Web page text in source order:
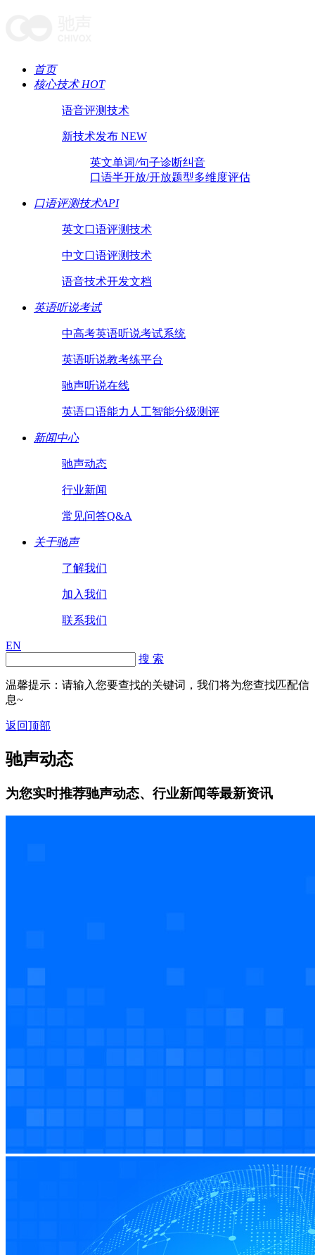
首页
核心技术 HOT
语音评测技术
新技术发布 NEW
英文单词/句子诊断纠音
口语半开放/开放题型多维度评估
口语评测技术API
英文口语评测技术
中文口语评测技术
语音技术开发文档
英语听说考试
中高考英语听说考试系统
英语听说教考练平台
驰声听说在线
英语口语能力人工智能分级测评
新闻中心
驰声动态
行业新闻
常见问答Q&A
关于驰声
了解我们
加入我们
联系我们
EN
搜 索
温馨提示：请输入您要查找的关键词，我们将为您查找匹配信
息~
返回顶部
驰声动态
为您实时推荐驰声动态、行业新闻等最新资讯